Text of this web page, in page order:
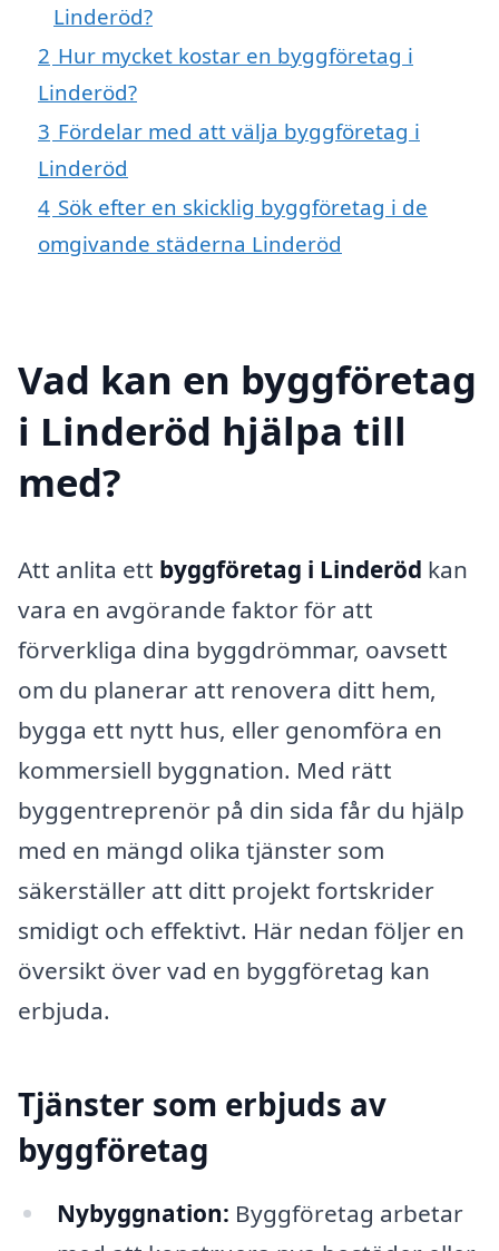
Linderöd?
2 Hur mycket kostar en byggföretag i
Linderöd?
3 Fördelar med att välja byggföretag i
Linderöd
4 Sök efter en skicklig byggföretag i de
omgivande städerna Linderöd
Vad kan en byggföretag
i Linderöd hjälpa till
med?
Att anlita ett byggföretag i Linderöd kan
vara en avgörande faktor för att
förverkliga dina byggdrömmar, oavsett
om du planerar att renovera ditt hem,
bygga ett nytt hus, eller genomföra en
kommersiell byggnation. Med rätt
byggentreprenör på din sida får du hjälp
med en mängd olika tjänster som
säkerställer att ditt projekt fortskrider
smidigt och effektivt. Här nedan följer en
översikt över vad en byggföretag kan
erbjuda.
Tjänster som erbjuds av
byggföretag
Nybyggnation: Byggföretag arbetar